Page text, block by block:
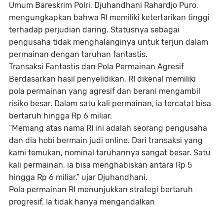
Umum Bareskrim Polri, Djuhandhani Rahardjo Puro,
mengungkapkan bahwa RI memiliki ketertarikan tinggi
terhadap perjudian daring. Statusnya sebagai
pengusaha tidak menghalanginya untuk terjun dalam
permainan dengan taruhan fantastis.
Transaksi Fantastis dan Pola Permainan Agresif
Berdasarkan hasil penyelidikan, RI dikenal memiliki
pola permainan yang agresif dan berani mengambil
risiko besar. Dalam satu kali permainan, ia tercatat bisa
bertaruh hingga Rp 6 miliar.
“Memang atas nama RI ini adalah seorang pengusaha
dan dia hobi bermain judi online. Dari transaksi yang
kami temukan, nominal taruhannya sangat besar. Satu
kali permainan, ia bisa menghabiskan antara Rp 5
hingga Rp 6 miliar,” ujar Djuhandhani.
Pola permainan RI menunjukkan strategi bertaruh
progresif. Ia tidak hanya mengandalkan